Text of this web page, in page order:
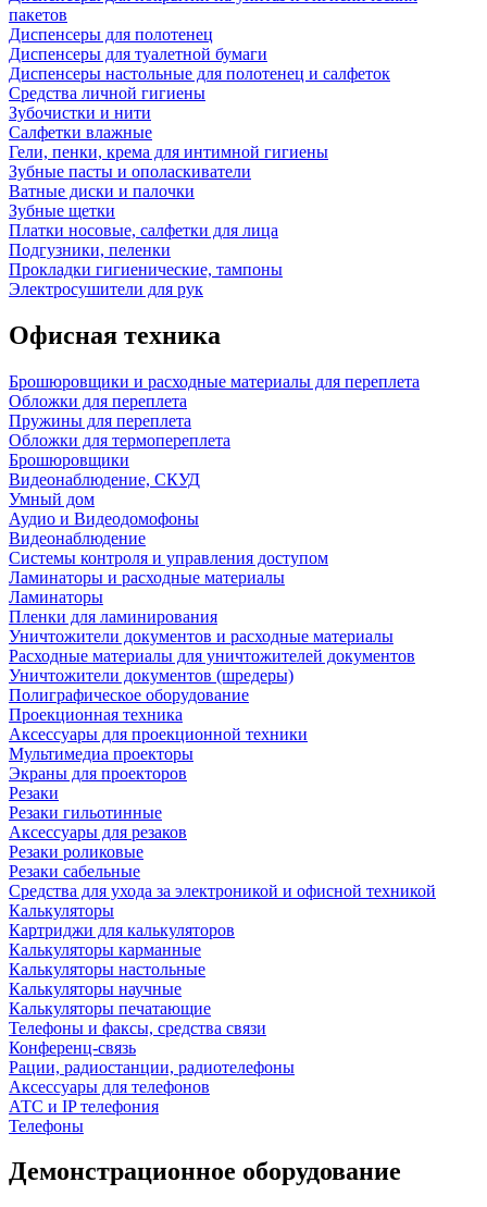
пакетов
Диспенсеры для полотенец
Диспенсеры для туалетной бумаги
Диспенсеры настольные для полотенец и салфеток
Средства личной гигиены
Зубочистки и нити
Салфетки влажные
Гели, пенки, крема для интимной гигиены
Зубные пасты и ополаскиватели
Ватные диски и палочки
Зубные щетки
Платки носовые, салфетки для лица
Подгузники, пеленки
Прокладки гигиенические, тампоны
Электросушители для рук
Офисная техника
Брошюровщики и расходные материалы для переплета
Обложки для переплета
Пружины для переплета
Обложки для термопереплета
Брошюровщики
Видеонаблюдение, СКУД
Умный дом
Аудио и Видеодомофоны
Видеонаблюдение
Системы контроля и управления доступом
Ламинаторы и расходные материалы
Ламинаторы
Пленки для ламинирования
Уничтожители документов и расходные материалы
Расходные материалы для уничтожителей документов
Уничтожители документов (шредеры)
Полиграфическое оборудование
Проекционная техника
Аксессуары для проекционной техники
Мультимедиа проекторы
Экраны для проекторов
Резаки
Резаки гильотинные
Аксессуары для резаков
Резаки роликовые
Резаки сабельные
Средства для ухода за электроникой и офисной техникой
Калькуляторы
Картриджи для калькуляторов
Калькуляторы карманные
Калькуляторы настольные
Калькуляторы научные
Калькуляторы печатающие
Телефоны и факсы, средства связи
Конференц-связь
Рации, радиостанции, радиотелефоны
Аксессуары для телефонов
АТС и IP телефония
Телефоны
Демонстрационное оборудование